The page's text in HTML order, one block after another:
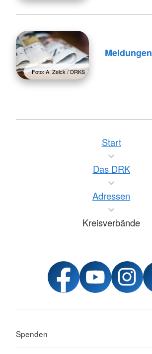
Foto: A. Zelck / DRKS
Meldungen
Start
Das DRK
Adressen
Kreisverbände
Spenden